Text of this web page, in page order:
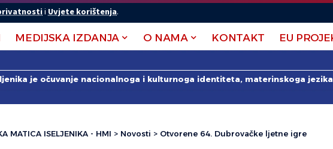
i Uvjete korištenja.
MEDIJSKA IZDANJA O NAMA KONTAKT EU
je očuvanje nacionalnoga i kulturnoga identiteta, materinskoga
MATICA ISELJENIKA - HMI > Novosti > Otvorene 64. Dubrovačke ljetne igre